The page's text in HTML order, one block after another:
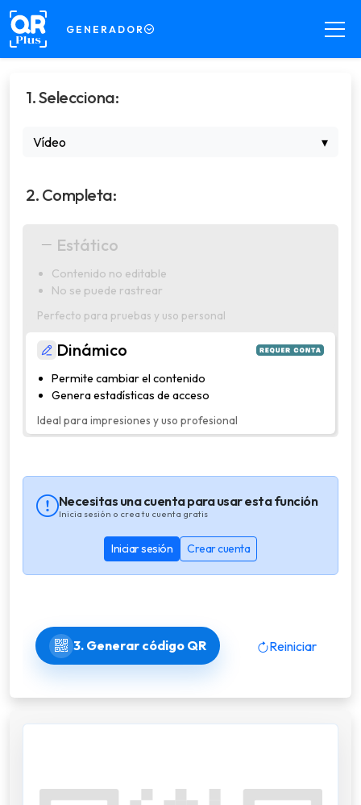
GENERADOR
Crea códigos QR a tu manera
Lee códigos QR a partir de imágenes
Escanea códigos QR en tiempo real
Comprime archivos para tus códigos QR
PRO
Gestiona códigos QR dinámicos con
1. Selecciona:
Vídeo ▾
2. Completa:
Estático
Contenido no editable
No se puede rastrear
Perfecto para pruebas y uso personal
Dinámico
Permite cambiar el contenido
Genera estadísticas de acceso
Ideal para impresiones y uso profesional
Necesitas una cuenta para usar esta función
Inicia sesión o crea tu cuenta gratis
Iniciar sesión Crear cuenta
3. Generar código QR Reiniciar